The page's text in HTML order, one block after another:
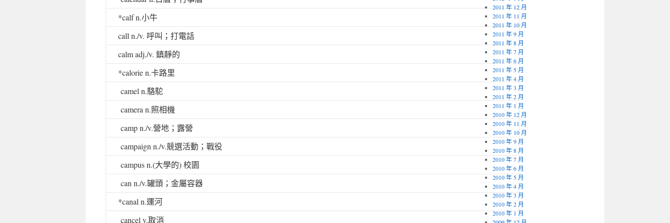
*calf n.小牛
call n./v. 呼叫；打電話
calm adj./v. 鎮靜的
*calorie n.卡路里
camel n.駱駝
camera n.照相機
camp n./v.營地；露營
campaign n./v.競選活動；戰役
campus n.(大學的)校園
can n./v.罐頭；金屬容器
*canal n.運河
cancel v.取消
2011 年 12 月
2011 年 11 月
2011 年 10 月
2011 年 9 月
2011 年 8 月
2011 年 7 月
2011 年 6 月
2011 年 5 月
2011 年 4 月
2011 年 3 月
2011 年 2 月
2011 年 1 月
2010 年 12 月
2010 年 11 月
2010 年 10 月
2010 年 9 月
2010 年 8 月
2010 年 7 月
2010 年 6 月
2010 年 5 月
2010 年 4 月
2010 年 3 月
2010 年 2 月
2010 年 1 月